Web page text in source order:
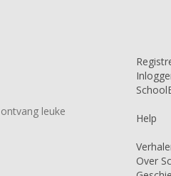
leuke
Help
Over